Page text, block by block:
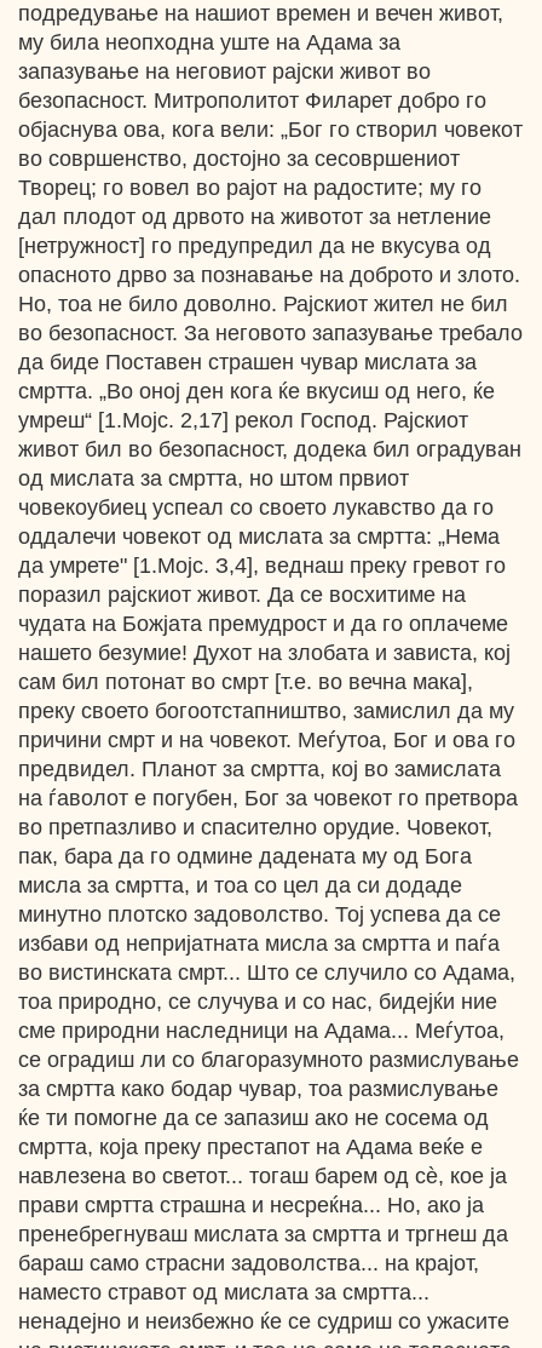
подредување на нашиот времен и вечен живот,
му била неопходна уште на Адама за
запазување на неговиот рајски живот во
безопасност. Митрополитот Филарет добро го
објаснува ова, кога вели: „Бог го створил човекот
во совршенство, достојно за сесовршениот
Творец; го вовел во рајот на радостите; му го
дал плодот од дрвото на животот за нетление
[нетружност] го предупредил да не вкусува од
опасното дрво за познавање на доброто и злото.
Но, тоа не било доволно. Рајскиот жител не бил
во безопасност. За неговото запазување требало
да биде Поставен страшен чувар мислата за
смртта. „Во оној ден кога ќе вкусиш од него, ќе
умреш“ [1.Мојс. 2,17] рекол Господ. Рајскиот
живот бил во безопасност, додека бил оградуван
од мислата за смртта, но штом првиот
човекоубиец успеал со своето лукавство да го
оддалечи човекот од мислата за смртта: „Нема
да умрете" [1.Мојс. З,4], веднаш преку гревот го
поразил рајскиот живот. Да се восхитиме на
чудата на Божјата премудрост и да го оплачеме
нашето безумие! Духот на злобата и зависта, кој
сам бил потонат во смрт [т.е. во вечна мака],
преку своето богоотстапништво, замислил да му
причини смрт и на човекот. Меѓутоа, Бог и ова го
предвидел. Планот за смртта, кој во замислата
на ѓаволот е погубен, Бог за човекот го претвора
во претпазливо и спасително орудие. Човекот,
пак, бара да го одмине дадената му од Бога
мисла за смртта, и тоа со цел да си додаде
минутно плотско задоволство. Тој успева да се
избави од непријатната мисла за смртта и паѓа
во вистинската смрт... Што се случило со Адама,
тоа природно, се случува и со нас, бидејќи ние
сме природни наследници на Адама... Меѓутоа,
се оградиш ли со благоразумното размислување
за смртта како бодар чувар, тоа размислување
ќе ти помогне да се запазиш ако не сосема од
смртта, која преку престапот на Адама веќе е
навлезена во светот... тогаш барем од сѐ, кое ја
прави смртта страшна и несреќна... Но, ако ја
пренебрегнуваш мислата за смртта и тргнеш да
бараш само страсни задоволства... на крајот,
наместо стравот од мислата за смртта...
ненадејно и неизбежно ќе се судриш со ужасите